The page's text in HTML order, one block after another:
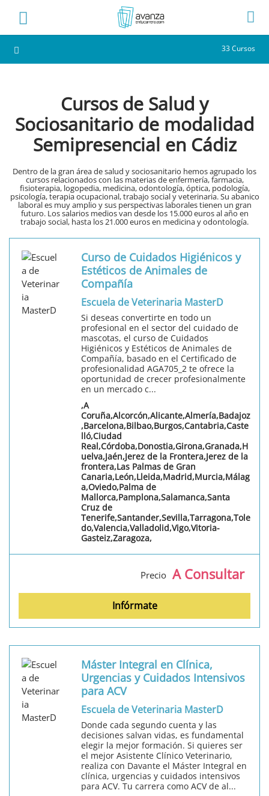
33 Cursos
Cursos de Salud y
Sociosanitario de modalidad
Semipresencial en Cádiz
Dentro de la gran área de salud y sociosanitario hemos agrupado los
cursos relacionados con las materias de enfermería, farmacia,
fisioterapia, logopedia, medicina, odontología, óptica, podología,
psicología, terapia ocupacional, trabajo social y veterinaria. Su abanico
laboral es muy amplio y sus perspectivas laborales tienen un gran
futuro. Los salarios medios van desde los 15.000 euros al año en
trabajo social, hasta los 21.000 euros en medicina y odontología.
Curso de Cuidados Higiénicos y
Estéticos de Animales de
Compañía
Escuela de Veterinaria MasterD
Si deseas convertirte en todo un
profesional en el sector del cuidado de
mascotas, el curso de Cuidados
Higiénicos y Estéticos de Animales de
Compañía, basado en el Certificado de
profesionalidad AGA705_2 te ofrece la
oportunidad de crecer profesionalmente
en un mercado c...
,A
Coruña,Alcorcón,Alicante,Almería,Badajoz
,Barcelona,Bilbao,Burgos,Cantabria,Caste
lló,Ciudad
Real,Córdoba,Donostia,Girona,Granada,H
uelva,Jaén,Jerez de la Frontera,Jerez de la
frontera,Las Palmas de Gran
Canaria,León,Lleida,Madrid,Murcia,Málag
a,Oviedo,Palma de
Mallorca,Pamplona,Salamanca,Santa
Cruz de
Tenerife,Santander,Sevilla,Tarragona,Tole
do,Valencia,Valladolid,Vigo,Vitoria-
Gasteiz,Zaragoza,
Precio A Consultar
Infórmate
Máster Integral en Clínica,
Urgencias y Cuidados Intensivos
para ACV
Escuela de Veterinaria MasterD
Donde cada segundo cuenta y las
decisiones salvan vidas, es fundamental
elegir la mejor formación. Si quieres ser
el mejor Asistente Clínico Veterinario,
realiza con Davante el Máster Integral en
clínica, urgencias y cuidados intensivos
para ACV. Tu carrera como ACV de al...